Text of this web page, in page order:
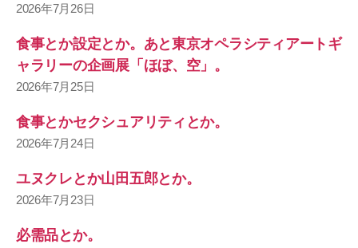
2026年7月26日
食事とか設定とか。あと東京オペラシティアートギ
ャラリーの企画展「ほぼ、空」。
2026年7月25日
食事とかセクシュアリティとか。
2026年7月24日
ユヌクレとか山田五郎とか。
2026年7月23日
必需品とか。